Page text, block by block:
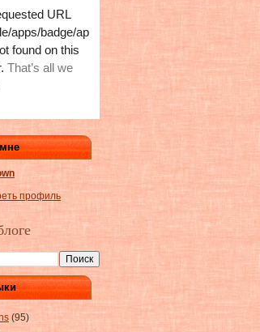
профиль
(95)